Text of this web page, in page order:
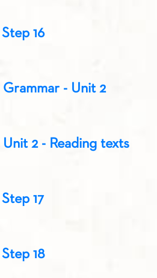
16
Grammar - Unit 2
Unit 2 - Reading texts
17
18